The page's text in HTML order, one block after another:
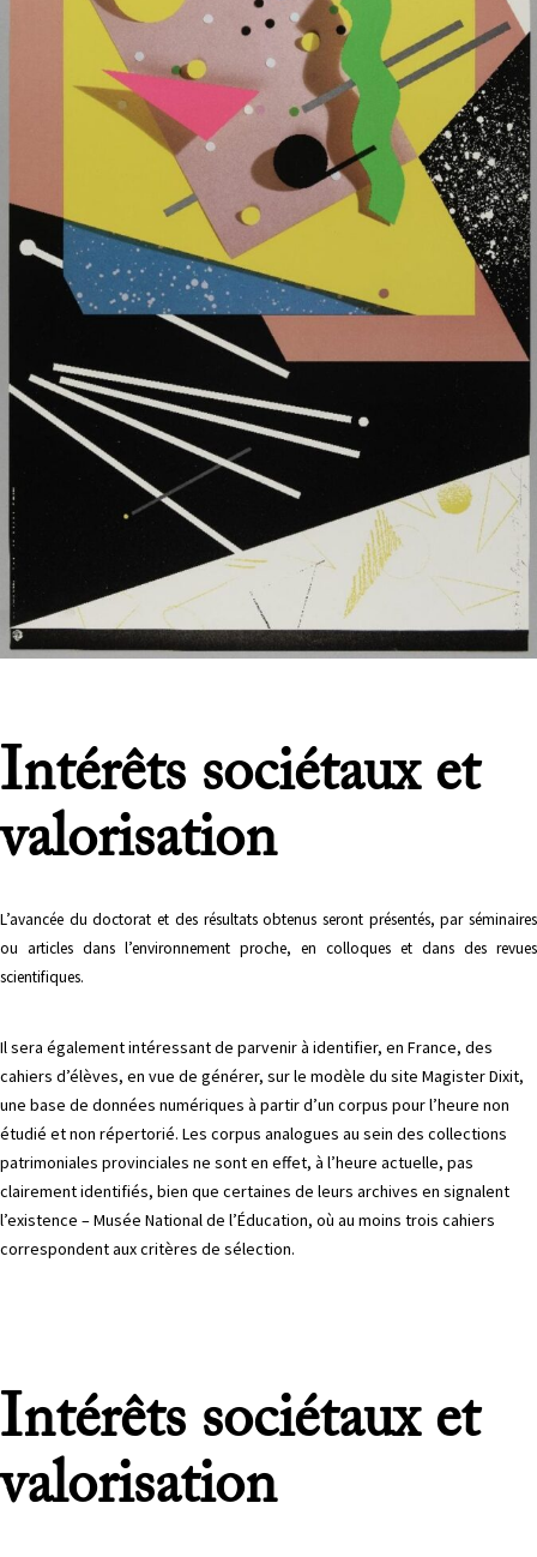
Intérêts sociétaux et
valorisation
L’avancée du doctorat et des résultats obtenus seront présentés, par séminaires
ou articles dans l’environnement proche, en colloques et dans des revues
scientifiques.
Il sera également intéressant de parvenir à identifier, en France, des
cahiers d’élèves, en vue de générer, sur le modèle du site Magister Dixit,
une base de données numériques à partir d’un corpus pour l’heure non
étudié et non répertorié. Les corpus analogues au sein des collections
patrimoniales provinciales ne sont en effet, à l’heure actuelle, pas
clairement identifiés, bien que certaines de leurs archives en signalent
l’existence – Musée National de l’Éducation, où au moins trois cahiers
correspondent aux critères de sélection.
Intérêts sociétaux et
valorisation